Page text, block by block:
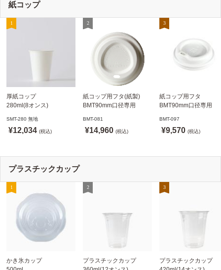
紙コップ
厚紙コップ
280ml(8オンス)
SMT-280 無地
※沖縄・離島 送料別途
SMT-280 無地
¥12,034 (税込)
紙コップ用フタ(紙製)
BMT90mm口径専用
※適合品番あり ※沖縄・
BMT-081
¥14,960 (税込)
紙コップ用フタ
BMT90mm口径専用
※適合品番あり ※沖縄
BMT-097
¥9,570 (税込)
プラスチックカップ
かき氷カップ
プラスチックカップ
プラスチックカップ